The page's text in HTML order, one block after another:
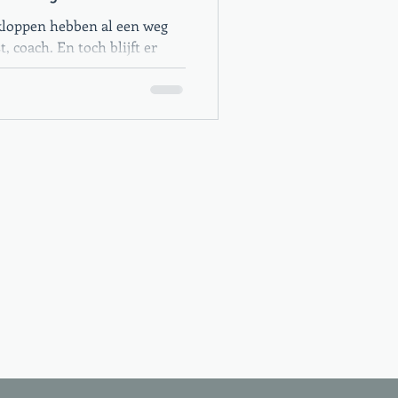
hebben al een weg
coach. En toch blijft er
met mensen die dit
patroon — en de oorzaak